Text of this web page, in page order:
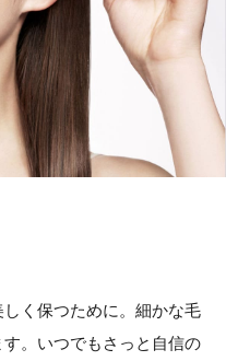
く保つために。 細かな毛
。 いつでもさっと自信の